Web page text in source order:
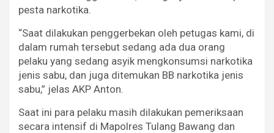
pesta narkotika.
“Saat dilakukan penggerbekan oleh petugas kami, di
dalam rumah tersebut sedang ada dua orang
pelaku yang sedang asyik mengkonsumsi narkotika
jenis sabu, dan juga ditemukan BB narkotika jenis
sabu,” jelas AKP Anton.
Saat ini para pelaku masih dilakukan pemeriksaan
secara intensif di Mapolres Tulang Bawang dan